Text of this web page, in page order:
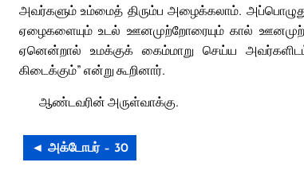
அவர்களும் உம்மைத் திரும்ப அழைக்கலாம். அப்பொழுது
ஏழைகளையும் உடல் ஊனமுற்றோரையும் கால்
ஏனென்றால் உமக்குக் கைம்மாறு செய்ய
கிடைக்கும்” என்று கூறினார்.
ஆண்டவரின் அருள்வாக்கு.
◄ அக்டோபர் – 30